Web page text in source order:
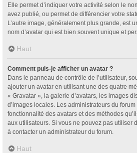
Elle permet d’indiquer votre activité selon le
avez publié, ou permet de différencier votre
L’autre image, généralement plus grande, est
nom d’avatar qui est bien souvent unique et
Haut
Comment puis-je afficher un avatar ?
Dans le panneau de contrôle de l’utilisateur,
ajouter un avatar en utilisant une des quatre
« Gravatar », la galerie d’avatars, les images
d’images locales. Les administrateurs du
fonctionnalité des avatars et des méthodes
aux utilisateurs. Si vous ne pouvez pas utiliser
à contacter un administrateur du forum.
Haut